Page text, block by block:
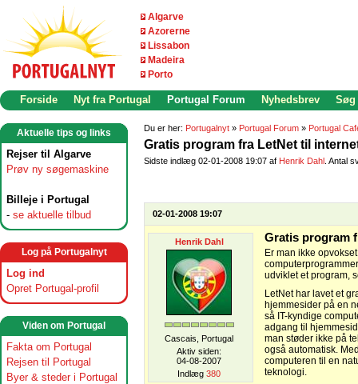
Algarve
Azorerne
Lissabon
Madeira
Porto
Forside Nyt fra Portugal Portugal Forum Nyhedsbrev Søg
Aktuelle tips og links
Rejser til Algarve
Prøv ny søgemaskine
Billeje i Portugal
- se aktuelle tilbud
Log på Portugalnyt
Log ind
Opret Portugal-profil
Viden om Portugal
Fakta om Portugal
Rejsen til Portugal
Byer & steder i Portugal
Du er her: Portugalnyt » Portugal Forum » Portugal
Gratis program fra LetNet til
Sidste indlæg 02-01-2008 19:07 af Henrik Dahl . Antal
02-01-2008 19:07
Henrik Dahl
Cascais, Portugal
Aktiv siden:
04-08-2007
Indlæg 380
Gratis program
Er man ikke
udviklet et program,
LetNet har lavet et
hjemmesider på en
så IT-kyndige
adgang til
man støder ikke på
også automatisk.
computeren til en
teknologi.